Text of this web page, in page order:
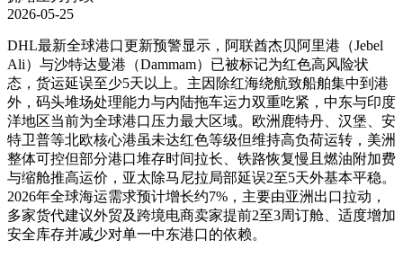
2026-05-25
DHL最新全球港口更新预警显示，阿联酋杰贝阿里港（Jebel
Ali）与沙特达曼港（Dammam）已被标记为红色高风险状
态，货运延误至少5天以上。主因除红海绕航致船舶集中到港
外，码头堆场处理能力与内陆拖车运力双重吃紧，中东与印度
洋地区当前为全球港口压力最大区域。欧洲鹿特丹、汉堡、安
特卫普等北欧核心港虽未达红色等级但维持高负荷运转，美洲
整体可控但部分港口堆存时间拉长、铁路恢复慢且燃油附加费
与缩舱推高运价，亚太除马尼拉局部延误2至5天外基本平稳。
2026年全球海运需求预计增长约7%，主要由亚洲出口拉动，
多家货代建议外贸及跨境电商卖家提前2至3周订舱、适度增加
安全库存并减少对单一中东港口的依赖。